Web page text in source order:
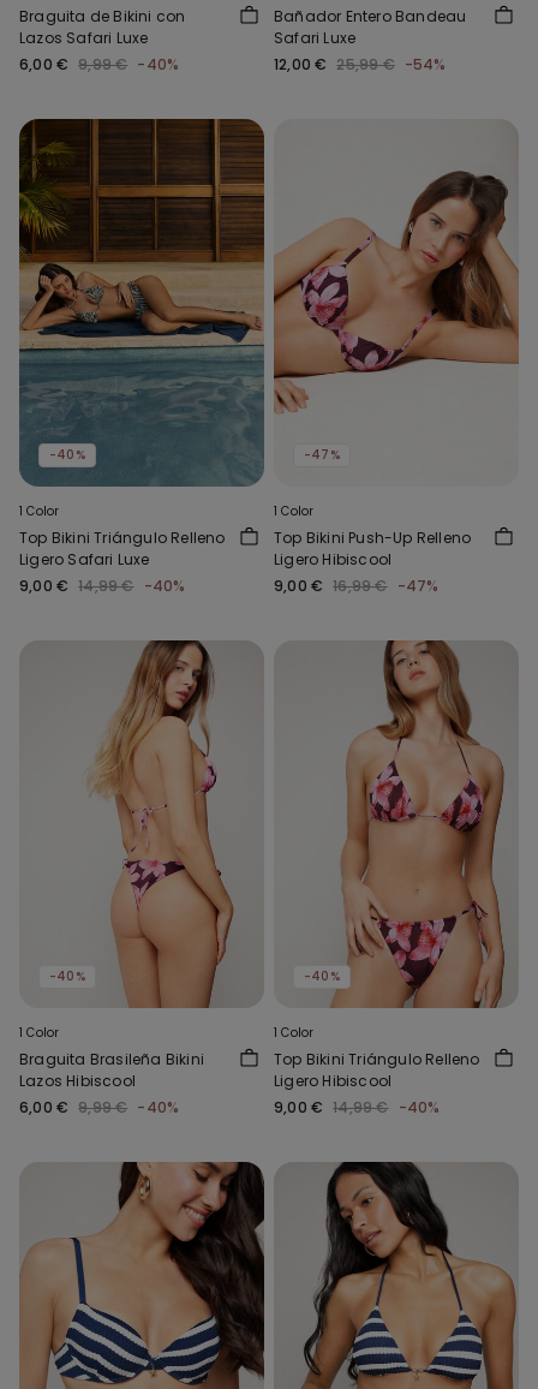
Braguita de Bikini con
Lazos Safari Luxe
6,00 € 9,99 € -40%
Bañador Entero Bandeau
Safari Luxe
12,00 € 25,99 € -54%
-40%
1 Color
Top Bikini Triángulo Relleno
Ligero Safari Luxe
9,00 € 14,99 € -40%
-47%
1 Color
Top Bikini Push-Up Relleno
Ligero Hibiscool
9,00 € 16,99 € -47%
-40%
1 Color
Braguita Brasileña Bikini
Lazos Hibiscool
6,00 € 9,99 € -40%
-40%
1 Color
Top Bikini Triángulo Relleno
Ligero Hibiscool
9,00 € 14,99 € -40%